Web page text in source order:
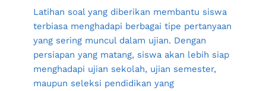
Latihan soal yang diberikan membantu siswa
terbiasa menghadapi berbagai tipe pertanyaan
yang sering muncul dalam ujian. Dengan
persiapan yang matang, siswa akan lebih siap
menghadapi ujian sekolah, ujian semester,
maupun seleksi pendidikan yang